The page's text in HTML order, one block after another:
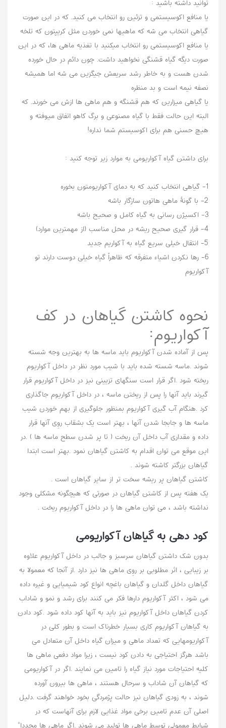
توانید داشته باشید :
یا منافع اکوسیستمی و تزئین رو انتخاب می کنید. که در این صورت
گیاهی انتخاب می شه که ماهیها نمی خوردن مثل کریپتون که تلخه
یا منافع اکوسیستمی رو انتخاب میکنید با تغذیه ماهی ها، که در این
صورت دیگه گیاه قشنگی نخواهید داشت. چون دائم در حال خورده
شدن هست و به خاطر رشد سریعش جیگزین می شه اما همیشه
نصفه نیمه است و بد منظره
یا گیاهی میزارین که هم قشنگه و هم ماهی ها ازش می خورند. که
البته این حالت فقط با گیاه مصنوعی و برگ کاهو اتفاق میوفته و
هیچ حسنی هم برای اکوسیستم شما نداره!
برای داشتن گیاه آکواریومی به موارد زیر توجه کنید :
1- گیاهی انتخاب کنید که به دمای آکواریومتون بخوره
2- با گونۀ ماهی هاتون سازگار باشه
3- اکسیژن رسانی به گیاه کامل و صحیح باشه
4- قرار گیری صحیح ریشه در محل مناسب (از مهمترین موارد)
5- انتقال خیلی سریع گیاه به آکواریم جدید
6- رها نکردن اشیاء متفرقه که ظاهراً گیاه خیلی دوست دارند تو
آکواریوم
نحوه کاشتن گیاهان در کف
آکواریوم:
پس از آماده شدن آکواریوم باید ماسه ها به بهترین وجه شسته
شوند .ماسه شسته شده باید با شیب مورد نظر در داخل آکواریوم
ریخته شود .اگر قرار است سنگهای تزیینی نیز در داخل آکواریوم قرار
گیرند باید آنها را پس از ریختن ماسه ، در داخل آکواریوم جاگذاری
کرد .هنگام آب گیری آکواریوم بمنظور جلوگیری از بهم خوردن شیب
ماسه ها و جابجا شدن آنها ، بهتر است یک بشقاب روِی آنها قرار
داده و مقداری آب داخل آن ریخت ( تا پر شدن سطح ماسه ها ) .در
این موقع می توان اقدام به کاشتن گیاهان نمود .بهتر است ابتدا
گیاهان بزرگتر کاشته شوند .
کاشتن گیاهان پر ریشه سخت تر از سایر گیاهان است .
یک هفته پس از کاشتن گیاهان در صورتی که هیچگونه مشکلی وجود
نداشته باشد ، می توان ماهی ها را در داخل آکواریوم ریخت .
کود دهی به گیاهان آکواریومی
بدون شک داشتن گیاهان سرسبز و جالب در داخل آکواریوم علاوه
بر زیبایی ، اثر مطلوبی بر روِی ماهی ها نیز دارد .از آنجا که معمولا به
گیاهان داخل گلدان و گیاهان باغچه انواع کود شیمیایی و غیره داده
می شود ، اکثر آکواریوم دارها فکر می کنند برای رشد و نمو و شاداب
کردن گیاهان داخل آکواریوم نیز باید به آنها کود داده شود .کود دادن
به گیاهان آکواریوم کاری بسیار خطرناک است و بطور کلی در
آکواریومهایی که تعداد ماهی و میزان گیاه داخل آن متعادل می
باشد هرگز احتیاجی به دادن کود نیست ، زیرا مواد دفعی ماهی ها
کلیه احتیاجات مورد نیاز گیاه را تامین می نمایند .اگر در آکواریومی
که گیاهان آن شاداب و سرحال هستند ، ماهی ها بیرون آورده
شوند ، به زودی گیاهان نیز حالت پژمردگی بخود خواهند گرفت .دلیل
اصلی آن عدم تامین برخی مواد غذایی لازم برای آنهاست که در
شرایط معمولی توسط ماهی ها تولید می شوند .اگر ماهی ها مجددا"